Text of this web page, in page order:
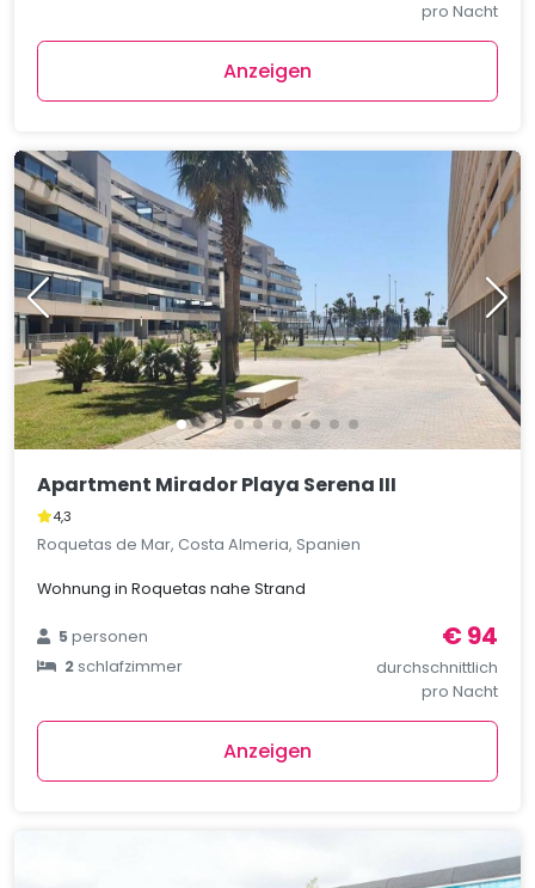
pro Nacht
Anzeigen
Apartment Mirador Playa Serena III
4,3
Roquetas de Mar, Costa Almeria, Spanien
Wohnung in Roquetas nahe Strand
5personen
2schlafzimmer
€ 94
durchschnittlich
pro Nacht
Anzeigen